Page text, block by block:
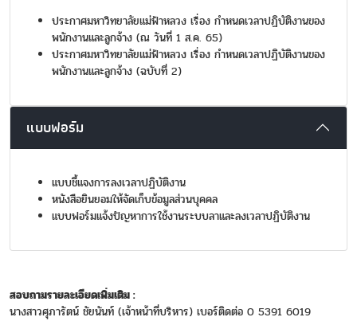
ประกาศมหาวิทยาลัยแม่ฟ้าหลวง เรื่อง กำหนดเวลาปฏิบัติงานของ
พนักงานและลูกจ้าง (ณ วันที่ 1 ส.ค. 65)
ประกาศมหาวิทยาลัยแม่ฟ้าหลวง เรื่อง กำหนดเวลาปฏิบัติงานของ
พนักงานและลูกจ้าง (ฉบับที่ 2)
แบบฟอร์ม
แบบชี้แจงการลงเวลาปฏิบัติงาน
หนังสือยินยอมให้จัดเก็บข้อมูลส่วนบุคคล
แบบฟอร์มแจ้งปัญหาการใช้งานระบบลาและลงเวลาปฏิบัติงาน
สอบถามรายละเอียดเพิ่มเติม :
นางสาวศุภารัตน์ ชัยนันท์ (เจ้าหน้าที่บริหาร) เบอร์ติดต่อ 0 5391 6019